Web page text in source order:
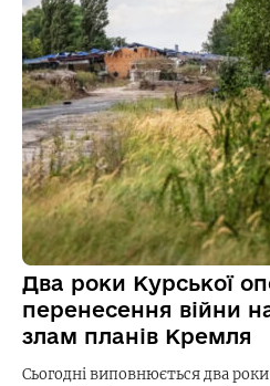
Два роки Курської
перенесення війни
злам планів Кремля
Сьогодні виповнюється два роки